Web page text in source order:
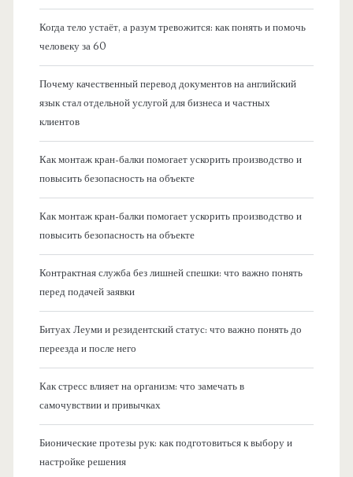
Когда тело устаёт, а разум тревожится: как понять и помочь
человеку за 60
Почему качественный перевод документов на английский
язык стал отдельной услугой для бизнеса и частных
клиентов
Как монтаж кран-балки помогает ускорить производство и
повысить безопасность на объекте
Как монтаж кран-балки помогает ускорить производство и
повысить безопасность на объекте
Контрактная служба без лишней спешки: что важно понять
перед подачей заявки
Битуах Леуми и резидентский статус: что важно понять до
переезда и после него
Как стресс влияет на организм: что замечать в
самочувствии и привычках
Бионические протезы рук: как подготовиться к выбору и
настройке решения